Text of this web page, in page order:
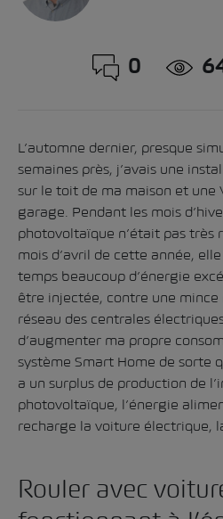
0
L’automne dernier, presque
semaines près, j’avais une
sur le toit de ma maison et une
garage. Pendant les mois
photovoltaïque n’était pas très
mois d’avril de cette année,
temps beaucoup d’énergie
être injectée, contre une
réseau des centrales
d’augmenter ma propre
système Smart Home de sorte
a un surplus de production de
photovoltaïque, l’énergie
recharge la voiture électrique,
Rouler avec